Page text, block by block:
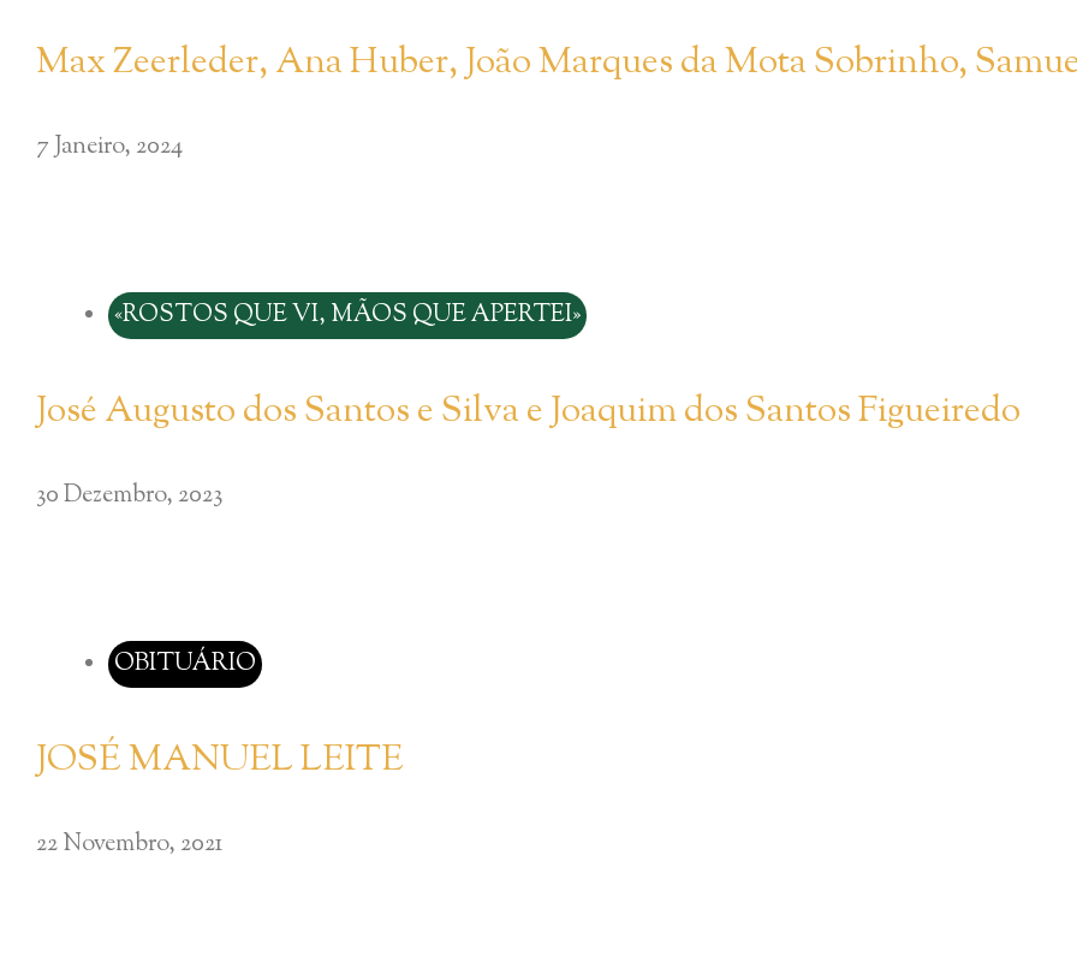
Max Zeerleder, Ana Huber, João Marques da Mota Sobrinho,
7 Janeiro, 2024
«ROSTOS QUE VI, MÃOS QUE APERTEI»
José Augusto dos Santos e Silva e Joaquim dos Santos Figueiredo
30 Dezembro, 2023
OBITUÁRIO
JOSÉ MANUEL LEITE
22 Novembro, 2021